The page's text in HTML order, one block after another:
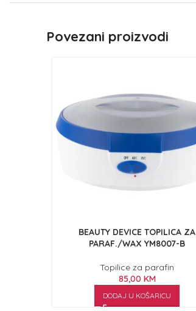
Povezani proizvodi
BEAUTY DEVICE TOPILICA ZA
PARAF./WAX YM8007-B
Topilice za parafin
85,00 KM
DODAJ U KOŠARICU